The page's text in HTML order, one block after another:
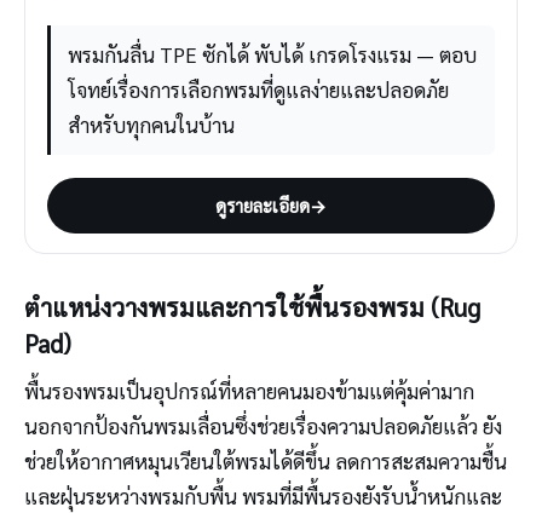
พรมกันลื่น TPE ซักได้ พับได้ เกรดโรงแรม — ตอบ
โจทย์เรื่องการเลือกพรมที่ดูแลง่ายและปลอดภัย
สำหรับทุกคนในบ้าน
ดูรายละเอียด→
ตำแหน่งวางพรมและการใช้พื้นรองพรม (Rug
Pad)
พื้นรองพรมเป็นอุปกรณ์ที่หลายคนมองข้ามแต่คุ้มค่ามาก
นอกจากป้องกันพรมเลื่อนซึ่งช่วยเรื่องความปลอดภัยแล้ว ยัง
ช่วยให้อากาศหมุนเวียนใต้พรมได้ดีขึ้น ลดการสะสมความชื้น
และฝุ่นระหว่างพรมกับพื้น พรมที่มีพื้นรองยังรับน้ำหนักและ